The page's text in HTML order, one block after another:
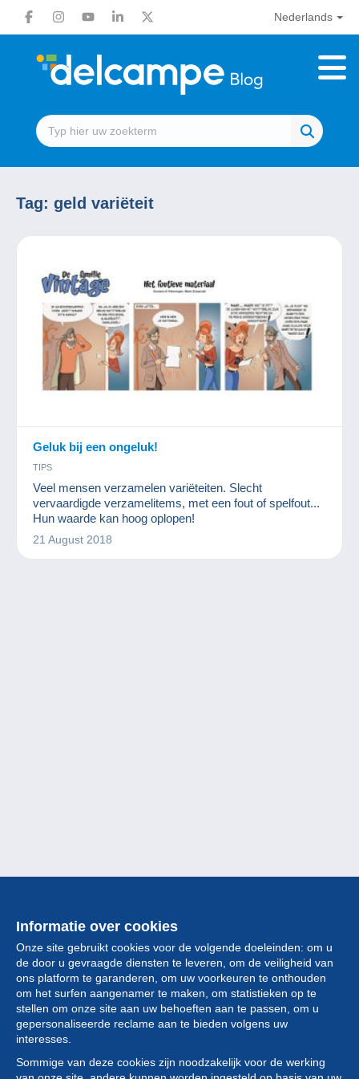
Nederlands
Tag: geld variëteit
Geluk bij een ongeluk!
TIPS
Veel mensen verzamelen variëteiten. Slecht
vervaardigde verzamelitems, met een fout of spelfout...
Hun waarde kan hoog oplopen!
21 August 2018
Informatie over cookies
Onze site gebruikt cookies voor de volgende doeleinden: om u
de door u gevraagde diensten te leveren, om de veiligheid van
ons platform te garanderen, om uw voorkeuren te onthouden
om het surfen aangenamer te maken, om statistieken op te
stellen om onze site aan uw behoeften aan te passen, om u
gepersonaliseerde reclame aan te bieden volgens uw
interesses.
Sommige van deze cookies zijn noodzakelijk voor de werking
Collectie
Nieuws